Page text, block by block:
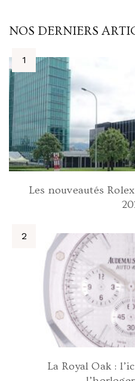
NOS DERNIERS
Les nouveautés
La Royal Oak :